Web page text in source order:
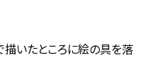
描いたところに絵の具を落